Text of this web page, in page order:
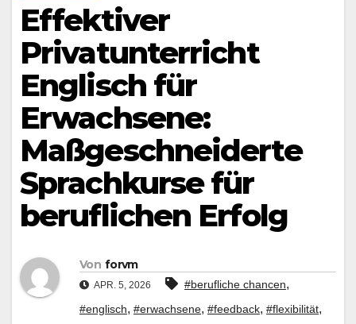
Effektiver
Privatunterricht
Englisch für
Erwachsene:
Maßgeschneiderte
Sprachkurse für
beruflichen Erfolg
Von forvm
APR. 5, 2026 #berufliche chancen,
#englisch, #erwachsene, #feedback, #flexibilität,